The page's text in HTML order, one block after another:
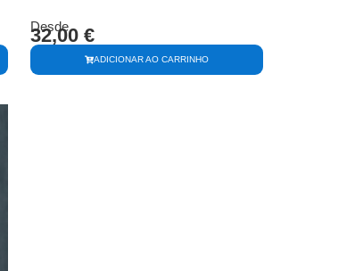
ADICIONAR AO CARRINHO
Desde
32,00 €